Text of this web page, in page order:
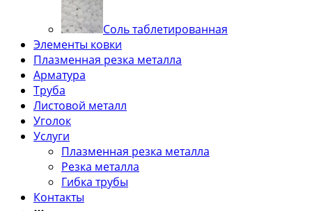
Соль таблетированная
Элементы ковки
Плазменная резка металла
Арматура
Труба
Листовой металл
Уголок
Услуги
Плазменная резка металла
Резка металла
Гибка трубы
Контакты